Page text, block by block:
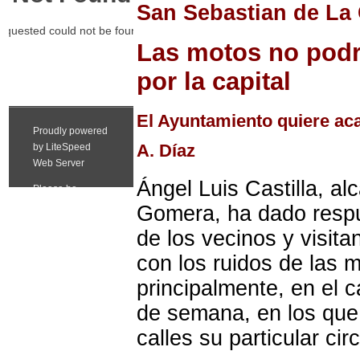
San Sebastian de La
Las motos no
por la capital
El Ayuntamiento quiere
A. Díaz
Ángel Luis Castilla,
Gomera, ha dado
de los vecinos y
con los ruidos de las
principalmente, en el
de semana, en los
calles su particular